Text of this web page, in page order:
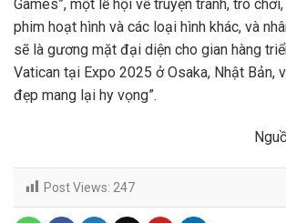
Games”, một lễ hội về truyện tranh, trò
phim hoạt hình và các loại hình khác, và
sẽ là gương mặt đại diện cho gian hàng
Vatican tại Expo 2025 ở Osaka, Nhật Bản,
đẹp mang lại hy vọng”.
Post Views: 247